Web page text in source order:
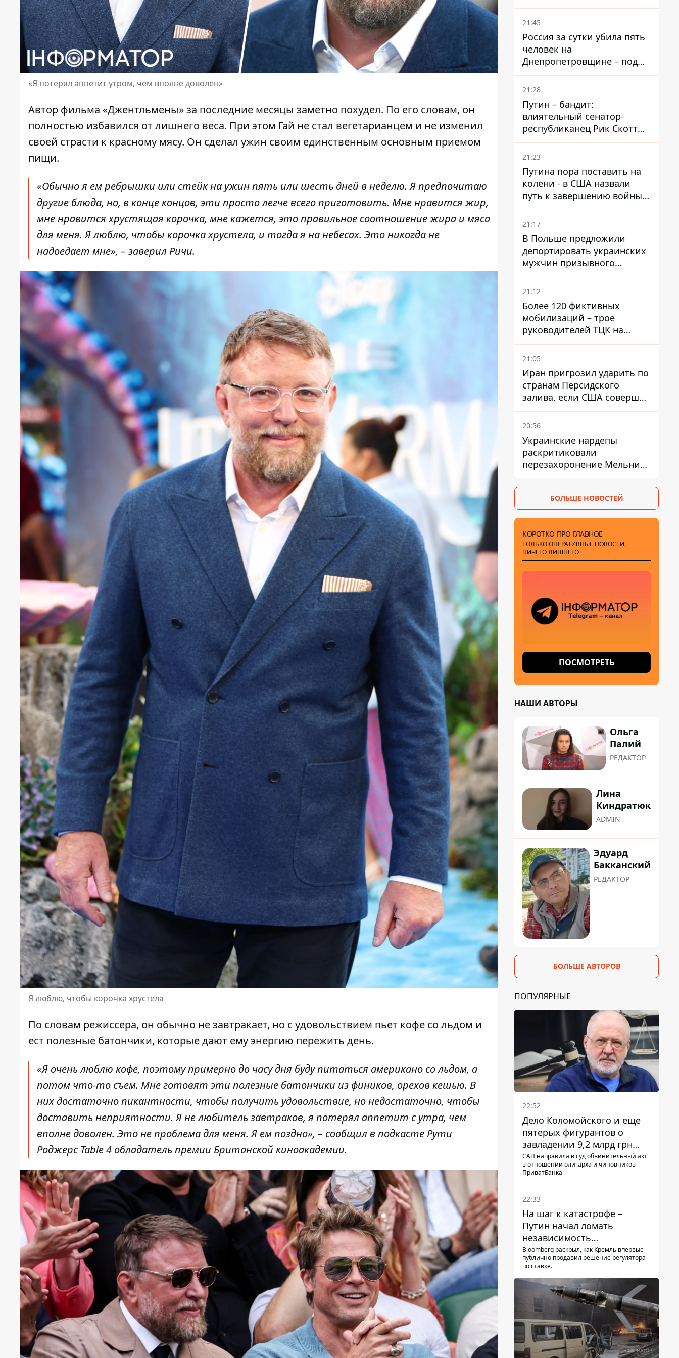
«Я потерял аппетит утром, чем вполне доволен»
Автор фильма «Джентльмены» за последние месяцы заметно похудел. По его словам, он
полностью избавился от лишнего веса. При этом Гай не стал вегетарианцем и не изменил
своей страсти к красному мясу. Он сделал ужин своим единственным основным приемом
пищи.
«Обычно я ем ребрышки или стейк на ужин пять или шесть дней в неделю. Я предпочитаю
другие блюда, но, в конце концов, эти просто легче всего приготовить. Мне нравится жир,
мне нравится хрустящая корочка, мне кажется, это правильное соотношение жира и мяса
для меня. Я люблю, чтобы корочка хрустела, и тогда я на небесах. Это никогда не
надоедает мне», – заверил Ричи.
Я люблю, чтобы корочка хрустела
По словам режиссера, он обычно не завтракает, но с удовольствием пьет кофе со льдом и
ест полезные батончики, которые дают ему энергию пережить день.
«Я очень люблю кофе, поэтому примерно до часу дня буду питаться американо со льдом, а
потом что-то съем. Мне готовят эти полезные батончики из фиников, орехов кешью. В
них достаточно пикантности, чтобы получить удовольствие, но недостаточно, чтобы
доставить неприятности. Я не любитель завтраков, я потерял аппетит с утра, чем
вполне доволен. Это не проблема для меня. Я ем поздно», – сообщил в подкасте Рути
Роджерс Table 4 обладатель премии Британской киноакадемии.
– он возглавил народное
голосование
21:45
Россия за сутки убила пять
человек на
Днепропетровщине – под
ударами оказались пять
районов области
21:28
Путин – бандит:
влиятельный сенатор-
республиканец Рик Скотт
призвал Конгресс привлечь
РФ к ответственности за
21:23
Путина пора поставить на
колени - в США назвали
путь к завершению войны -
National Security Journal
21:17
В Польше предложили
депортировать украинских
мужчин призывного
возраста - кого это может
затронуть
21:12
Более 120 фиктивных
мобилизаций – трое
руководителей ТЦК на
Волыни и Буковине
получили подозрения за
21:05
Иран пригрозил ударить по
странам Персидского
залива, если США совершат
хотя бы одну атаку - Reuters
20:56
Украинские нардепы
раскритиковали
перезахоронение Мельника
дипломатической изоляции
БОЛЬШЕ НОВОСТЕЙ
КОРОТКО ПРО ГЛАВНОЕ
ТОЛЬКО ОПЕРАТИВНЫЕ НОВОСТИ,
НИЧЕГО ЛИШНЕГО
ПОСМОТРЕТЬ
НАШИ АВТОРЫ
Ольга
Палий
РЕДАКТОР
Лина
Киндратюк
ADMIN
Эдуард
Бакканский
РЕДАКТОР
БОЛЬШЕ АВТОРОВ
ПОПУЛЯРНЫЕ
22:52
Дело Коломойского и еще
пятерых фигурантов о
завладении 9,2 млрд грн
ПриватБанка направили в
суд
САП направила в суд обвинительный акт
в отношении олигарха и чиновников
ПриватБанка
22:33
На шаг к катастрофе –
Путин начал ломать
независимость
собственного Центробанка,
заставив снизить базовую
Bloomberg раскрыл, как Кремль впервые
публично продавил решение регулятора
по ставке.